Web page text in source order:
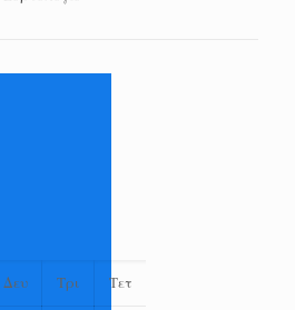
Δευ Τρι Τετ